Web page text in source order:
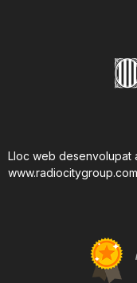
Lloc web desenvolupat
www.radiocitygroup.com